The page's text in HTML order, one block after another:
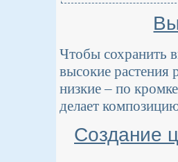
Чтобы сохранить
высокие растения
низкие – по
делает
Создание